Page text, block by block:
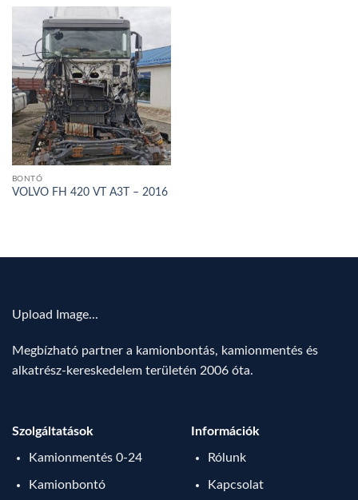
BONTÓ
VOLVO FH 420 VT A3T – 2016
Upload Image...
Megbízható partner a kamionbontás, kamionmentés és
alkatrész-kereskedelem területén 2006 óta.
Szolgáltatások
Kamionmentés 0-24
Kamionbontó
Információk
Rólunk
Kapcsolat